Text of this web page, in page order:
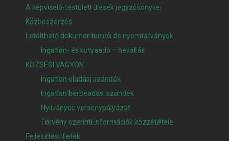
A képviselő-testületi ülések jegyzőkönyvei
Közbeszerzés
Letölthető dokumentumok és nyomtatványok
Ingatlan- és kutyaadó – bevallás
KÖZSÉGI VAGYON
Ingatlan eladási szándék
Ingatlan bérbeadási szándék
Nyilványos versenypályázat
Törvény szerinti információk közzététele
Fejlesztési illeték